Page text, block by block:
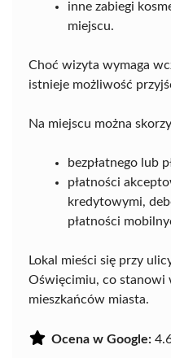
inne zabiegi
miejscu.
Choć wizyta wymaga
istnieje możliwość
Na miejscu można
bezpłatnego lub
płatności
kredytowymi,
płatności
Lokal mieści się przy
Oświęcimiu, co stanowi
mieszkańców miasta.
Ocena w Google: